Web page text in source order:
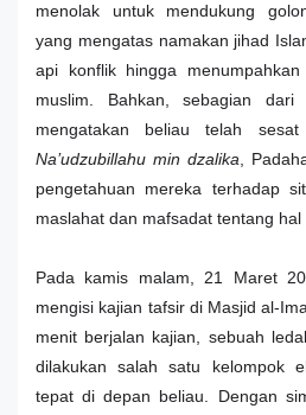
menolak untuk mendukung
yang mengatas namakan jihad
api konflik hingga
muslim. Bahkan, sebagian
mengatakan beliau telah
Na’udzubillahu min dzalika ,
pengetahuan mereka terhadap
maslahat dan mafsadat tentang hal
Pada kamis malam, 21 Maret
mengisi kajian tafsir di Masjid al-
menit berjalan kajian, sebuah
dilakukan salah satu kelompok
tepat di depan beliau. Dengan